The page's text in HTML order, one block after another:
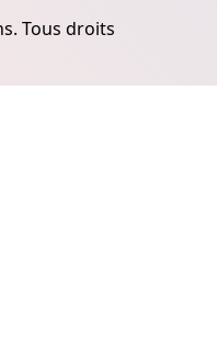
Tous droits